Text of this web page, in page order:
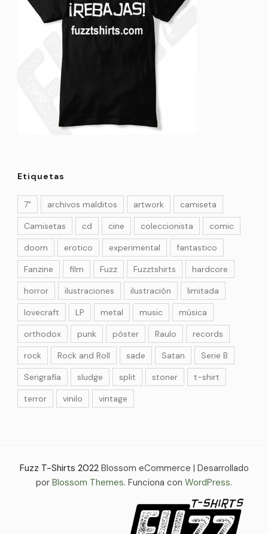
Etiquetas
7" archivos malditos artwork
camiseta
Camisetas
cd cine coleccionista
comic
doom
erotico experimental
fantastico
Fanzine
film Fuzz Fuzztshirts
hardcore
horror
ilustraciones ilustración
limitada
lovecraft
LP metal music
música
orthodox
punk póster Raulo
records
rock
Rock and Roll sade Satan
Serie B
Serigrafía
sludge split stoner
t-shirt
terror
vinilo vintage
Fuzz T-Shirts 2022 Blossom eCommerce | Desarrollado
por Blossom Themes. Funciona con WordPress.